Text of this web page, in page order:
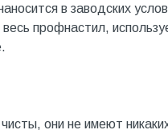
в заводских
профнастил,
они не имеют